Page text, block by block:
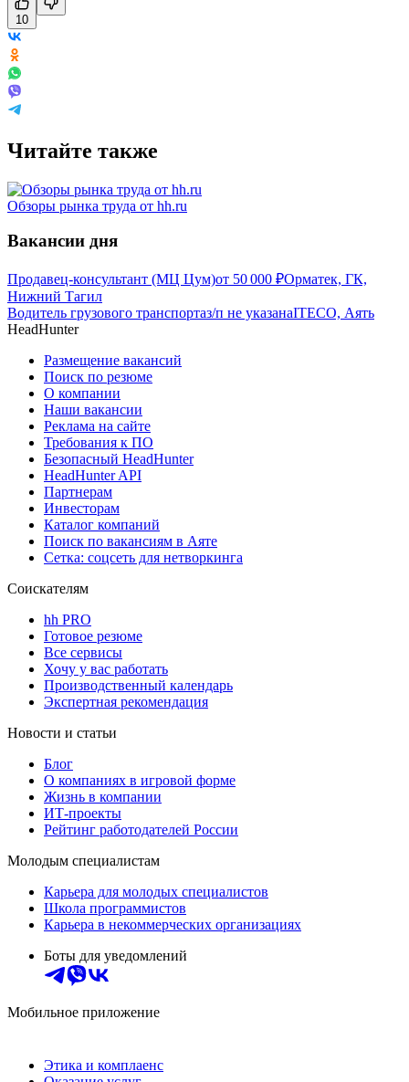
10
Читайте также
Обзоры рынка труда от hh.ru
Вакансии дня
Продавец-консультант (МЦ Цум)от 50 000 ₽Орматек, ГК,
Нижний Тагил
Водитель грузового транспортаз/п не указанаITECO, Аять
HeadHunter
Размещение вакансий
Поиск по резюме
О компании
Наши вакансии
Реклама на сайте
Требования к ПО
Безопасный HeadHunter
HeadHunter API
Партнерам
Инвесторам
Каталог компаний
Поиск по вакансиям в Аяте
Сетка: соцсеть для нетворкинга
Соискателям
hh PRO
Готовое резюме
Все сервисы
Хочу у вас работать
Производственный календарь
Экспертная рекомендация
Новости и статьи
Блог
О компаниях в игровой форме
Жизнь в компании
ИТ-проекты
Рейтинг работодателей России
Молодым специалистам
Карьера для молодых специалистов
Школа программистов
Карьера в некоммерческих организациях
Боты для уведомлений
Мобильное приложение
Этика и комплаенс